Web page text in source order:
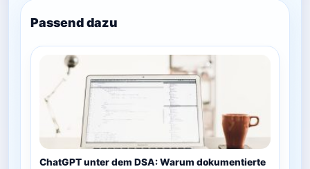
Passend dazu
ChatGPT unter dem DSA: Warum dokumentierte